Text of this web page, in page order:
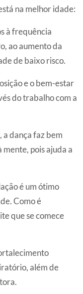
na melhor idade:
à frequência
ao aumento da
de baixo risco.
e o bem-estar
do trabalho com a
a dança faz bem
mente, pois ajuda a
é um ótimo
Como é
que se comece
além de